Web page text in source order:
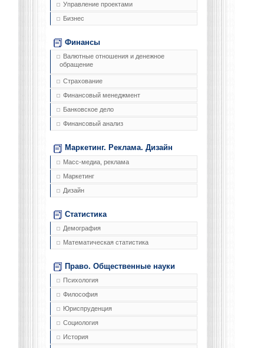
Управление проектами
Бизнес
Финансы
Валютные отношения и денежное
обращение
Страхование
Финансовый менеджмент
Банковское дело
Финансовый анализ
Маркетинг. Реклама. Дизайн
Масс-медиа, реклама
Маркетинг
Дизайн
Статистика
Демография
Математическая статистика
Право. Общественные науки
Психология
Философия
Юриспруденция
Социология
История